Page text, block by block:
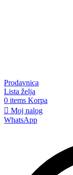
Prodavnica
Lista želja
0 items Korpa
Moj nalog
WhatsApp